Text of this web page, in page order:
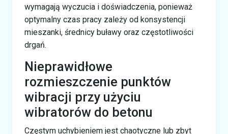
wymagają wyczucia i doświadczenia, ponieważ
optymalny czas pracy zależy od konsystencji
mieszanki, średnicy buławy oraz częstotliwości
drgań.
Nieprawidłowe
rozmieszczenie punktów
wibracji przy użyciu
wibratorów do betonu
Częstym uchybieniem jest chaotyczne lub zbyt